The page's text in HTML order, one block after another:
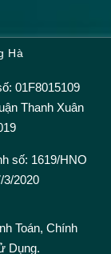
Hà
01F8015109
Thanh Xuân
số: 1619/HNO
2020
Toán, Chính
Dụng.